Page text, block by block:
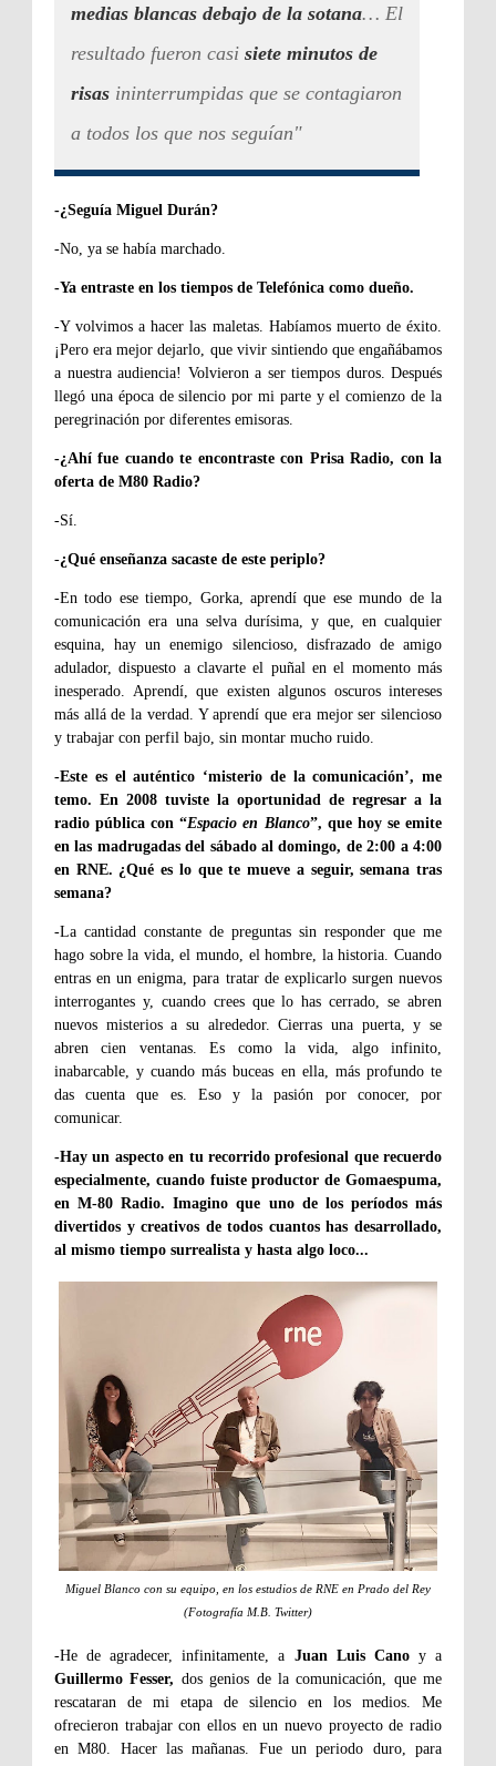
medias blancas debajo de la sotana… El
resultado fueron casi siete minutos de
risas ininterrumpidas que se contagiaron
a todos los que nos seguían"
-¿Seguía Miguel Durán?
-No, ya se había marchado.
-Ya entraste en los tiempos de Telefónica como dueño.
-Y volvimos a hacer las maletas. Habíamos muerto de éxito.
¡Pero era mejor dejarlo, que vivir sintiendo que engañábamos
a nuestra audiencia! Volvieron a ser tiempos duros. Después
llegó una época de silencio por mi parte y el comienzo de la
peregrinación por diferentes emisoras.
-¿Ahí fue cuando te encontraste con Prisa Radio, con la
oferta de M80 Radio?
-Sí.
-¿Qué enseñanza sacaste de este periplo?
-En todo ese tiempo, Gorka, aprendí que ese mundo de la
comunicación era una selva durísima, y que, en cualquier
esquina, hay un enemigo silencioso, disfrazado de amigo
adulador, dispuesto a clavarte el puñal en el momento más
inesperado. Aprendí, que existen algunos oscuros intereses
más allá de la verdad. Y aprendí que era mejor ser silencioso
y trabajar con perfil bajo, sin montar mucho ruido.
-Este es el auténtico ‘misterio de la comunicación’, me
temo. En 2008 tuviste la oportunidad de regresar a la
radio pública con “Espacio en Blanco”, que hoy se emite
en las madrugadas del sábado al domingo, de 2:00 a 4:00
en RNE. ¿Qué es lo que te mueve a seguir, semana tras
semana?
-La cantidad constante de preguntas sin responder que me
hago sobre la vida, el mundo, el hombre, la historia. Cuando
entras en un enigma, para tratar de explicarlo surgen nuevos
interrogantes y, cuando crees que lo has cerrado, se abren
nuevos misterios a su alrededor. Cierras una puerta, y se
abren cien ventanas. Es como la vida, algo infinito,
inabarcable, y cuando más buceas en ella, más profundo te
das cuenta que es. Eso y la pasión por conocer, por
comunicar.
-Hay un aspecto en tu recorrido profesional que recuerdo
especialmente, cuando fuiste productor de Gomaespuma,
en M-80 Radio. Imagino que uno de los períodos más
divertidos y creativos de todos cuantos has desarrollado,
al mismo tiempo surrealista y hasta algo loco...
Miguel Blanco con su equipo, en los estudios de RNE en Prado del Rey
(Fotografía M.B. Twitter)
-He de agradecer, infinitamente, a Juan Luis Canoy a
Guillermo Fesser, dos genios de la comunicación, que me
rescataran de mi etapa de silencio en los medios. Me
ofrecieron trabajar con ellos en un nuevo proyecto de radio
en M80. Hacer las mañanas. Fue un periodo duro, para